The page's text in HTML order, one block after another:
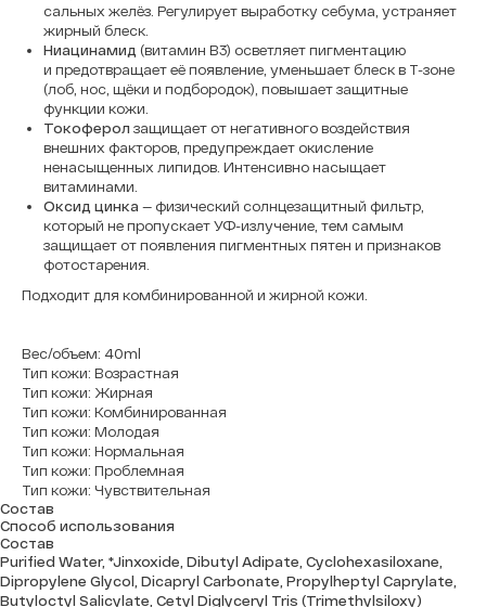
сальных желёз. Регулирует выработку себума, устраняет
жирный блеск.
Ниацинамид (витамин B3) осветляет пигментацию
и предотвращает её появление, уменьшает блеск в Т-зоне
(лоб, нос, щёки и подбородок), повышает защитные
функции кожи.
Токоферол защищает от негативного воздействия
внешних факторов, предупреждает окисление
ненасыщенных липидов. Интенсивно насыщает
витаминами.
Оксид цинка — физический солнцезащитный фильтр,
который не пропускает УФ-излучение, тем самым
защищает от появления пигментных пятен и признаков
фотостарения.
Подходит для комбинированной и жирной кожи.
Вес/объем: 40ml
Тип кожи: Возрастная
Тип кожи: Жирная
Тип кожи: Комбинированная
Тип кожи: Молодая
Тип кожи: Нормальная
Тип кожи: Проблемная
Тип кожи: Чувствительная
Состав
Способ использования
Состав
Purified Water, *Jinxoxide, Dibutyl Adipate, Cyclohexasiloxane,
Dipropylene Glycol, Dicapryl Carbonate, Propylheptyl Caprylate,
Butyloctyl Salicylate, Cetyl Diglyceryl Tris (Trimethylsiloxy)